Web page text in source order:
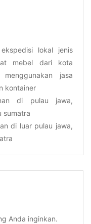
lokal jenis
mebel dari kota
jasa
kontainer
di pulau jawa,
sumatra
di luar pulau jawa,
Anda inginkan.